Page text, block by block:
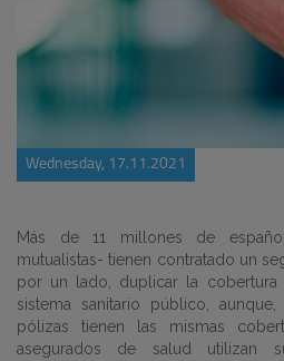
Wednesday, 17.11.2021
Más de 11 millones de
mutualistas- tienen contratado un
por un lado, duplicar la cobertura
sistema sanitario público,
pólizas tienen las mismas
asegurados de salud utilizan